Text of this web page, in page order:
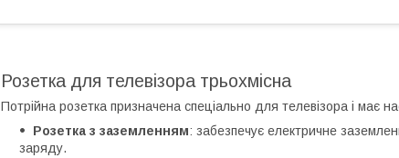
Розетка для телевізора трьохмісна
Потрійна розетка призначена спеціально для телевізора і має
Розетка з заземленням: забезпечує електричне
заряду.